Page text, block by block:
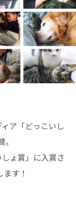
ア「どっこいし
ょ賞」に入賞さ
す！